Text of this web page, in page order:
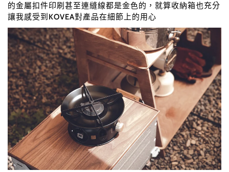
的金屬扣件印刷甚至連縫線都是金色的，就算收納箱也充分
讓我感受到KOVEA對產品在細節上的用心